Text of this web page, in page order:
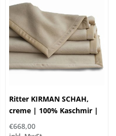
Ritter KIRMAN SCHAH,
creme | 100% Kaschmir |
...verschiedene Größen
€668,00